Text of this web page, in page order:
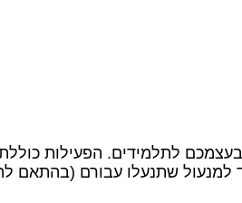
לתלמידים. הפעילות כוללת
שתנעלו עבורם (בהתאם